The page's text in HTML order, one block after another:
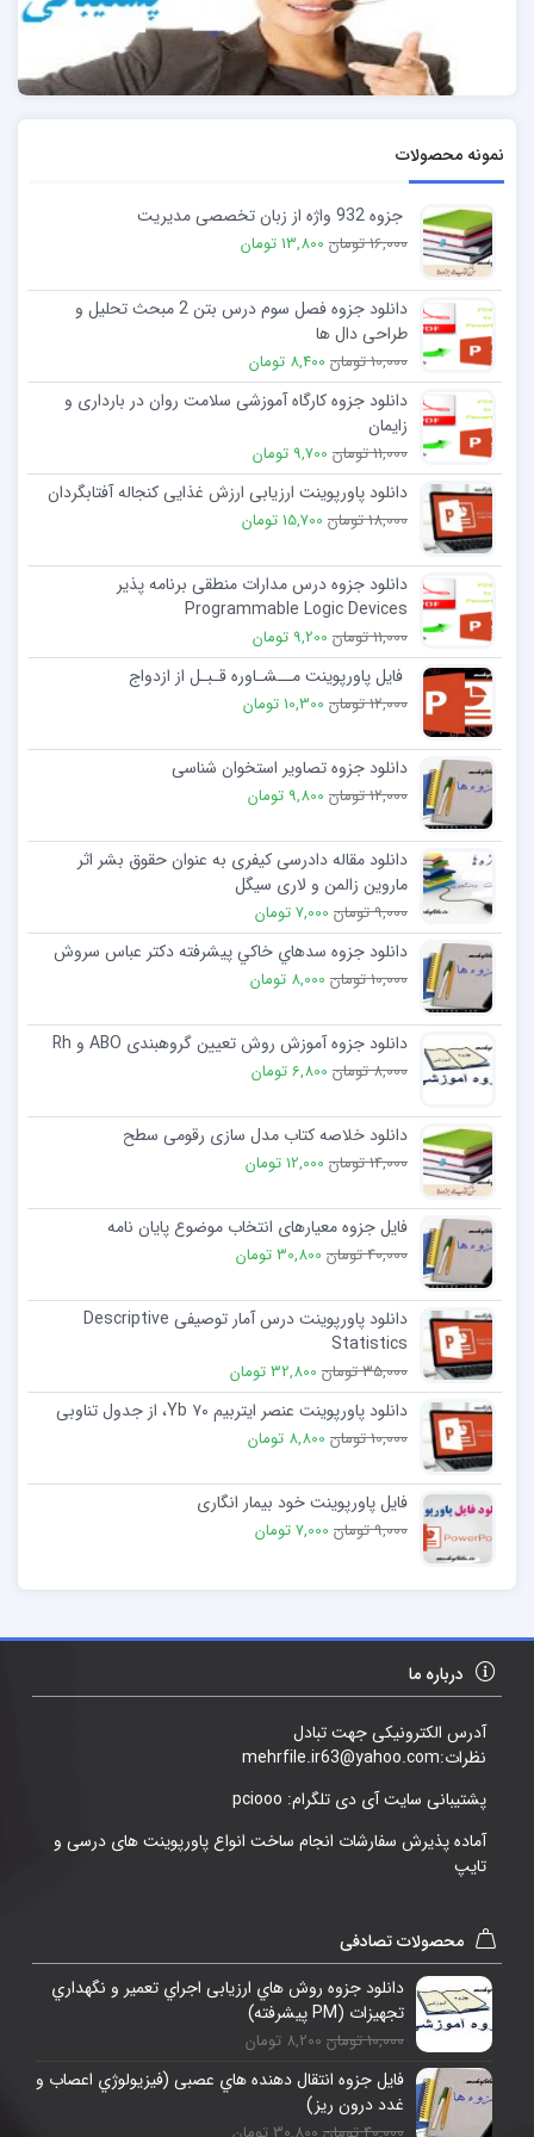
نمونه محصولات
جزوه 932 واژه از زبان تخصصی مدیریت
16,000 تومان 13,800 تومان
دانلود جزوه فصل سوم درس بتن 2 مبحث تحلیل و
طراحی دال ها
10,000 تومان 8,400 تومان
دانلود جزوه کارگاه آموزشی سلامت روان در بارداری و
زایمان
11,000 تومان 9,700 تومان
دانلود پاورپوینت ارزیابی ارزش غذایی کنجاله آفتابگردان
18,000 تومان 15,700 تومان
دانلود جزوه درس مدارات منطقی برنامه پذیر
Programmable Logic Devices
11,000 تومان 9,200 تومان
فایل پاورپوینت مــشـاوره قـبـل از ازدواج
12,000 تومان 10,300 تومان
دانلود جزوه تصاویر استخوان شناسی
12,000 تومان 9,800 تومان
دانلود مقاله دادرسی کیفری به عنوان حقوق بشر اثر
ماروین زالمن و لاری سیگل
9,000 تومان 7,000 تومان
دانلود جزوه سدهاي خاكي پيشرفته دکتر عباس سروش
10,000 تومان 8,000 تومان
دانلود جزوه آموزش روش تعیین گروهبندی ABO و Rh
8,000 تومان 6,800 تومان
دانلود خلاصه کتاب مدل سازی رقومی سطح
14,000 تومان 12,000 تومان
فایل جزوه معیارهای انتخاب موضوع پایان نامه
40,000 تومان 30,800 تومان
دانلود پاورپوینت درس آمار توصیفی Descriptive
Statistics
35,000 تومان 32,800 تومان
دانلود پاورپوینت عنصر ایتربیم Yb ۷۰، از جدول تناوبی
10,000 تومان 8,800 تومان
فایل پاورپوینت خود بیمار انگاری
9,000 تومان 7,000 تومان
درباره ما
آدرس الکترونیکی جهت تبادل
نظرات:mehrfile.ir63@yahoo.com
پشتیبانی سایت آی دی تلگرام: pciooo
آماده پذیرش سفارشات انجام ساخت انواع پاورپوینت های درسی و
تایپ
محصولات تصادفی
دانلود جزوه روش هاي ارزیابی اجراي تعمیر و نگهداري
تجهیزات (PM پیشرفته)
10,000 تومان 8,200 تومان
فایل جزوه انتقال دهنده هاي عصبی (فیزیولوژي اعصاب و
غدد درون ریز)